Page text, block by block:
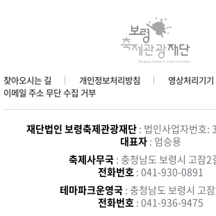
찾아오시는 길 개인정보처리방침
영상처리기
이메일 주소 무단 수집 거부
재단법인 보령축제관광재단 : 법인사업자번호
대표자: 엄승용
축제사무국 : 충청남도 보령시 고잠2
전화번호 : 041-930-0891
테마파크운영국 : 충청남도 보령시 고
전화번호 : 041-936-9475